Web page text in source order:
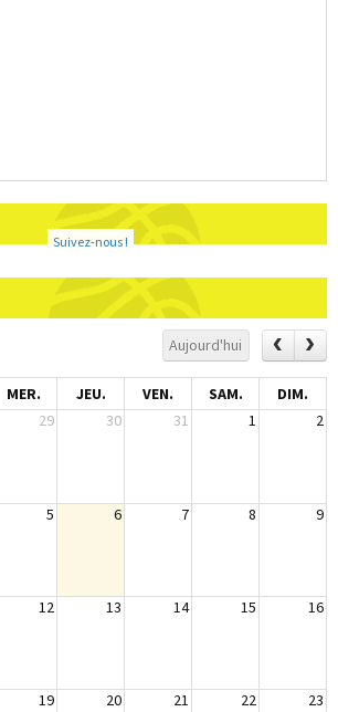
Suivez-nous !
Aujourd'hui
MER. JEU. VEN. SAM.
DIM.
29 30 31 1 2
5 6 7 8 9
12 13 14 15 16
19 20 21 22 23